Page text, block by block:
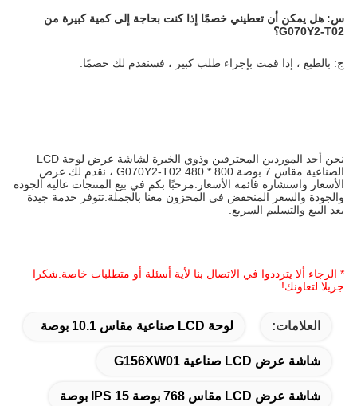
س: هل يمكن أن تعطيني خصمًا إذا كنت بحاجة إلى كمية كبيرة من
G070Y2-T02؟
ج: بالطبع ، إذا قمت بإجراء طلب كبير ، فسنقدم لك خصمًا.
نحن أحد الموردين المحترفين وذوي الخبرة لشاشة عرض لوحة LCD
الصناعية مقاس 7 بوصة 800 * 480 G070Y2-T02 ، نقدم لك عرض
الأسعار واستشارة قائمة الأسعار.مرحبًا بكم في بيع المنتجات عالية الجودة
والجودة والسعر المنخفض في المخزون معنا بالجملة.تتوفر خدمة جيدة
بعد البيع والتسليم السريع.
* الرجاء ألا يترددوا في الاتصال بنا لأية أسئلة أو متطلبات خاصة.شكرا
جزيلا لتعاونك!
العلامات: لوحة LCD صناعية مقاس 10.1 بوصة
شاشة عرض LCD صناعية G156XW01
شاشة عرض LCD مقاس 768 بوصة IPS 15 بوصة